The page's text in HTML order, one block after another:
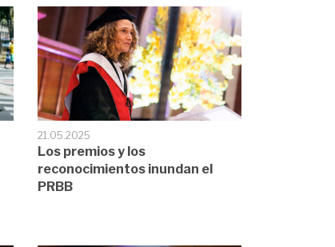
21.05.2025
Los premios y los
reconocimientos inundan el
PRBB